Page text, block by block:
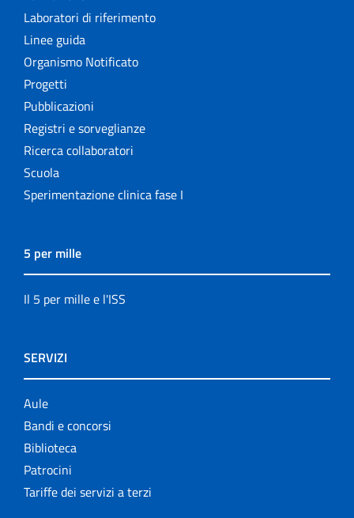
Laboratori di riferimento
Linee guida
Organismo Notificato
Progetti
Pubblicazioni
Registri e sorveglianze
Ricerca collaboratori
Scuola
Sperimentazione clinica fase I
5 per mille
Il 5 per mille e l'ISS
SERVIZI
Aule
Bandi e concorsi
Biblioteca
Patrocini
Tariffe dei servizi a terzi